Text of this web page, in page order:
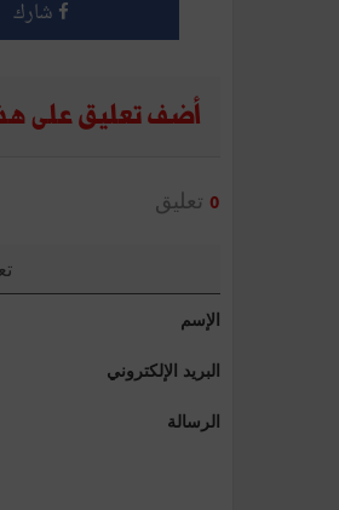
شارك
أضف تعليق على
0 تعليق
الإسم
البريد الإلكتروني
الرسالة